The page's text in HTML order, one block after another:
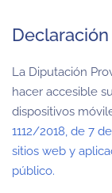
La Diputación
hacer accesible
dispositivos
1112/2018, de 7
sitios web y
público.